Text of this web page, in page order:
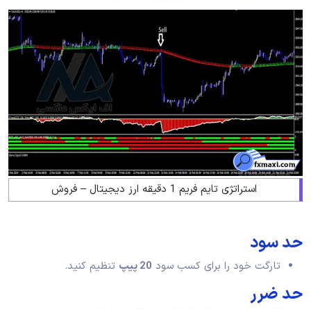
استراتژی تایم فریم 1 دقیقه ارز دیجیتال – فروش
حد سود
تارگت خود را برای کسب سود 20 پیپ تنظیم کنید.
حد ضرر